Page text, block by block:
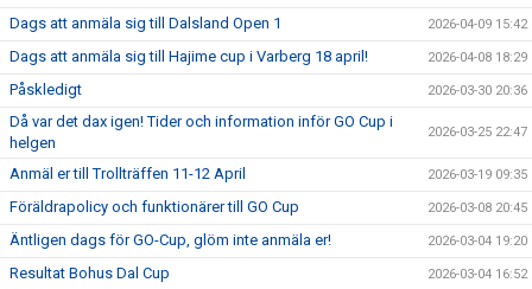
Dags att anmäla sig till Dalsland Open 1 2026-04-09 15:42
Dags att anmäla sig till Hajime cup i Varberg 18 april! 2026-04-08 18:29
Påskledigt 2026-03-30 20:36
Då var det dax igen! Tider och information inför GO Cup i
helgen
2026-03-25 22:47
Anmäl er till Trollträffen 11-12 April 2026-03-19 09:35
Föräldrapolicy och funktionärer till GO Cup 2026-03-08 20:45
Äntligen dags för GO-Cup, glöm inte anmäla er! 2026-03-04 19:20
Resultat Bohus Dal Cup 2026-03-04 16:52